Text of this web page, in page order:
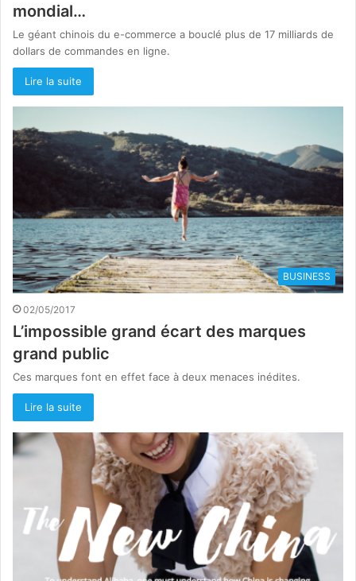
mondial…
Le géant chinois du e-commerce a bouclé plus de 17 milliards de
dollars de commandes en ligne.
Lire la suite
BUSINESS
02/05/2017
L’impossible grand écart des marques
grand public
Ces marques font en effet face à deux menaces inédites.
Lire la suite